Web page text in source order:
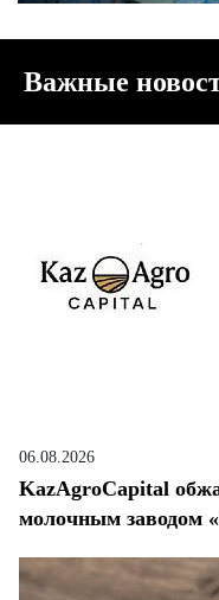
Важные
06.08.2026
KazAgroCapital
молочным заводом